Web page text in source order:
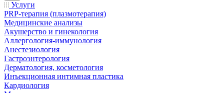
Услуги
PRP-терапия (плазмотерапия)
Медицинские анализы
Акушерство и гинекология
Аллергология-иммунология
Анестезиология
Гастроэнтерология
Дерматология, косметология
Инъекционная интимная пластика
Кардиология